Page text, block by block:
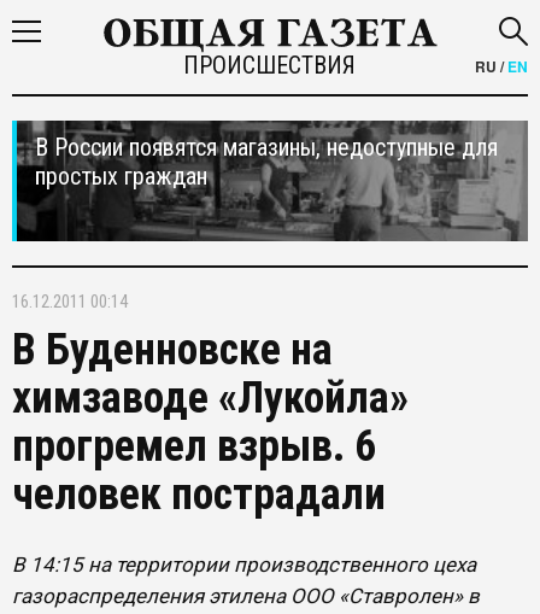
ПРОИСШЕСТВИЯ RU /EN
В России появятся магазины, недоступные для
простых граждан
16.12.2011 00:14
В Буденновске на
химзаводе «Лукойла»
прогремел взрыв. 6
человек пострадали
В 14:15 на территории производственного цеха
газораспределения этилена ООО «Ставролен» в